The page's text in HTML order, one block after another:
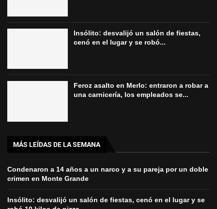
Insólito: desvalijó un salón de fiestas,
cenó en el lugar y se robó...
Feroz asalto en Merlo: entraron a robar a
una carnicería, los empleados se...
MÁS LEÍDAS DE LA SEMANA
Condenaron a 14 años a un narco y a su pareja por un doble
crimen en Monte Grande
Insólito: desvalijó un salón de fiestas, cenó en el lugar y se